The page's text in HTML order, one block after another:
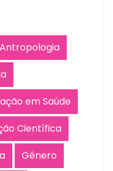
Antropologia
em Saúde
Científica
Gênero